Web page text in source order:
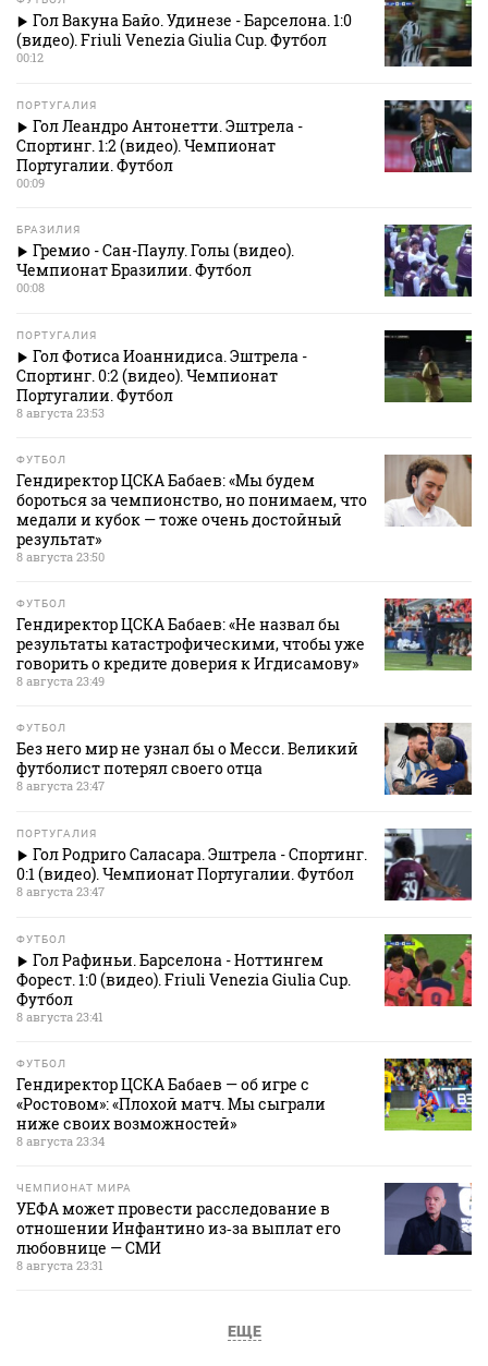
Гол Вакуна Байо. Удинезе - Барселона. 1:0
(видео). Friuli Venezia Giulia Cup. Футбол
00:12
ПОРТУГАЛИЯ
Гол Леандро Антонетти. Эштрела -
Спортинг. 1:2 (видео). Чемпионат
Португалии. Футбол
00:09
БРАЗИЛИЯ
Гремио - Сан-Паулу. Голы (видео).
Чемпионат Бразилии. Футбол
00:08
ПОРТУГАЛИЯ
Гол Фотиса Иоаннидиса. Эштрела -
Спортинг. 0:2 (видео). Чемпионат
Португалии. Футбол
8 августа 23:53
ФУТБОЛ
Гендиректор ЦСКА Бабаев: «Мы будем
бороться за чемпионство, но понимаем, что
медали и кубок — тоже очень достойный
результат»
8 августа 23:50
ФУТБОЛ
Гендиректор ЦСКА Бабаев: «Не назвал бы
результаты катастрофическими, чтобы уже
говорить о кредите доверия к Игдисамову»
8 августа 23:49
ФУТБОЛ
Без него мир не узнал бы о Месси. Великий
футболист потерял своего отца
8 августа 23:47
ПОРТУГАЛИЯ
Гол Родриго Саласара. Эштрела - Спортинг.
0:1 (видео). Чемпионат Португалии. Футбол
8 августа 23:47
ФУТБОЛ
Гол Рафиньи. Барселона - Ноттингем
Форест. 1:0 (видео). Friuli Venezia Giulia Cup.
Футбол
8 августа 23:41
ФУТБОЛ
Гендиректор ЦСКА Бабаев — об игре с
«Ростовом»: «Плохой матч. Мы сыграли
ниже своих возможностей»
8 августа 23:34
ЧЕМПИОНАТ МИРА
УЕФА может провести расследование в
отношении Инфантино из‑за выплат его
любовнице — СМИ
8 августа 23:31
ЕЩЕ